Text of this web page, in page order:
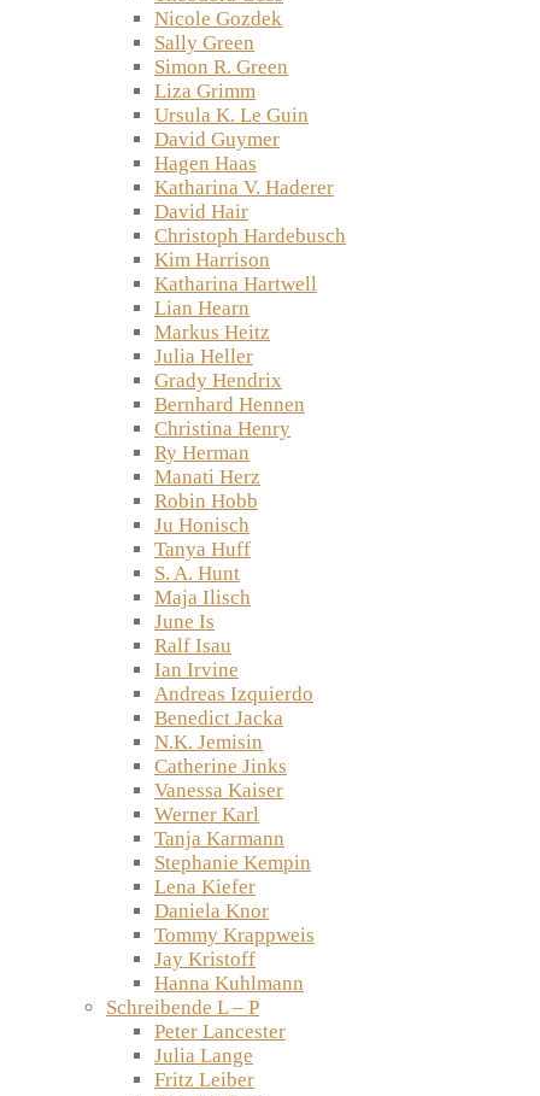
Nicole Gozdek
Sally Green
Simon R. Green
Liza Grimm
Ursula K. Le Guin
David Guymer
Hagen Haas
Katharina V. Haderer
David Hair
Christoph Hardebusch
Kim Harrison
Katharina Hartwell
Lian Hearn
Markus Heitz
Julia Heller
Grady Hendrix
Bernhard Hennen
Christina Henry
Ry Herman
Manati Herz
Robin Hobb
Ju Honisch
Tanya Huff
S. A. Hunt
Maja Ilisch
June Is
Ralf Isau
Ian Irvine
Andreas Izquierdo
Benedict Jacka
N.K. Jemisin
Catherine Jinks
Vanessa Kaiser
Werner Karl
Tanja Karmann
Stephanie Kempin
Lena Kiefer
Daniela Knor
Tommy Krappweis
Jay Kristoff
Hanna Kuhlmann
Schreibende L – P
Peter Lancester
Julia Lange
Fritz Leiber